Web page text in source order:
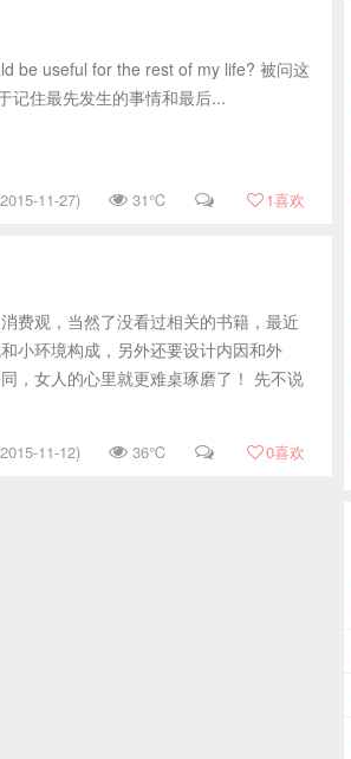
be useful for the rest of my life? 被问这
记住最先发生的事情和最后...
11-27) 31℃ 1喜欢
费观，当然了没看过相关的书籍，最近
小环境构成，另外还要设计内因和外
，女人的心里就更难桌琢磨了！ 先不说
11-12) 36℃ 0喜欢